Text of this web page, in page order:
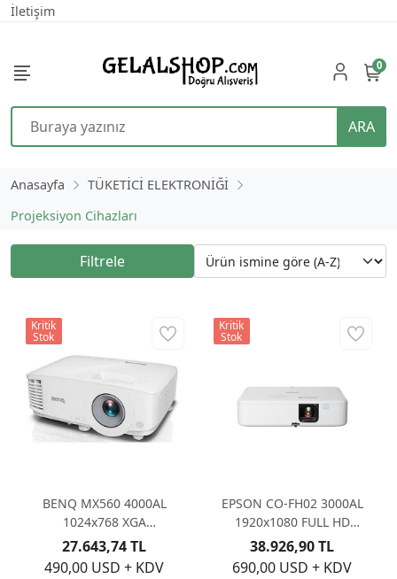
İletişim
ARA
0
Anasayfa
TÜKETİCİ ELEKTRONİĞİ
Projeksiyon Cihazları
Filtrele
BENQ MX560 4000AL
1024x768 XGA
PROJEKSİYON
490,00 USD + KDV
27.643,74 TL
Kritik
Stok
EPSON CO-FH02 3000AL
1920x1080 FULL HD
PROJEKSİYON
690,00 USD + KDV
38.926,90 TL
Kritik
Stok